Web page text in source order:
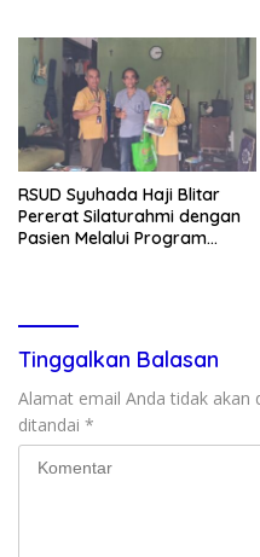
RSUD Syuhada Haji Blitar
Pererat Silaturahmi dengan
Pasien Melalui Program
Tinggalkan Balasan
Alamat email Anda tidak akan
ditandai *